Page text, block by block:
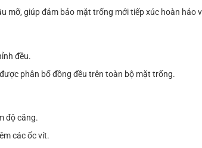
mỡ, giúp đảm bảo mặt trống mới tiếp xúc hoàn hảo
đều.
phân bổ đồng đều trên toàn bộ mặt trống.
độ căng.
các ốc vít.